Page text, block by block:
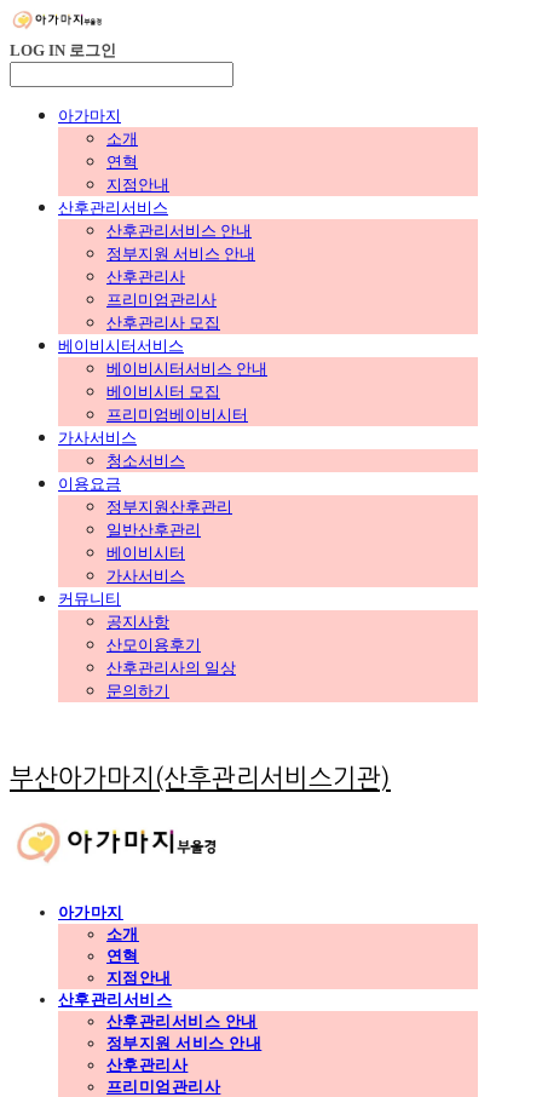
LOG IN 로그인
아가마지
소개
연혁
지점안내
산후관리서비스
산후관리서비스 안내
정부지원 서비스 안내
산후관리사
프리미엄관리사
산후관리사 모집
베이비시터서비스
베이비시터서비스 안내
베이비시터 모집
프리미엄베이비시터
가사서비스
청소서비스
이용요금
정부지원산후관리
일반산후관리
베이비시터
가사서비스
커뮤니티
공지사항
산모이용후기
산후관리사의 일상
문의하기
부산아가마지(산후관리서비스기관)
아가마지
소개
연혁
지점안내
산후관리서비스
산후관리서비스 안내
정부지원 서비스 안내
산후관리사
프리미엄관리사